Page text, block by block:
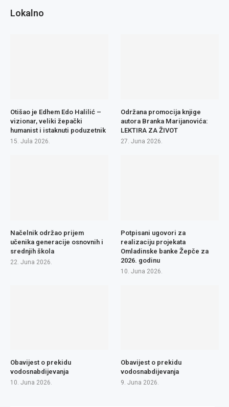
Lokalno
Otišao je Edhem Edo Halilić –
vizionar, veliki žepački
humanist i istaknuti poduzetnik
15. Jula 2026.
Održana promocija knjige
autora Branka Marijanovića:
LEKTIRA ZA ŽIVOT
27. Juna 2026.
Načelnik održao prijem
učenika generacije osnovnih i
srednjih škola
22. Juna 2026.
Potpisani ugovori za
realizaciju projekata
Omladinske banke Žepče za
2026. godinu
10. Juna 2026.
Obavijest o prekidu
vodosnabdijevanja
10. Juna 2026.
Obavijest o prekidu
vodosnabdijevanja
9. Juna 2026.